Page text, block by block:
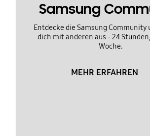
Samsung
Entdecke die Samsung Community
dich mit anderen aus - 24
Woche.
MEHR ERFAHREN